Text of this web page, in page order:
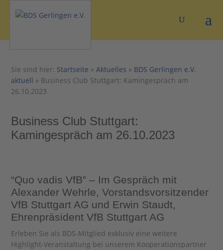
Sie sind hier: Startseite »Aktuelles » BDS Gerlingen e.V.
aktuell » Business Club Stuttgart: Kamingespräch am
26.10.2023
Business Club Stuttgart:
Kamingespräch am 26.10.2023
“Quo vadis VfB” – Im Gespräch mit
Alexander Wehrle, Vorstandsvorsitzender
VfB Stuttgart AG und Erwin Staudt,
Ehrenpräsident VfB Stuttgart AG
Erleben Sie als BDS-Mitglied exklusiv eine weitere
Highlight-Veranstaltung bei unserem Kooperationspartner